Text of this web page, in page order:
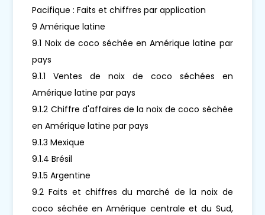
Pacifique : Faits et chiffres par application
9 Amérique latine
9.1 Noix de coco séchée en Amérique latine par
pays
9.1.1 Ventes de noix de coco séchées en
Amérique latine par pays
9.1.2 Chiffre d'affaires de la noix de coco séchée
en Amérique latine par pays
9.1.3 Mexique
9.1.4 Brésil
9.1.5 Argentine
9.2 Faits et chiffres du marché de la noix de
coco séchée en Amérique centrale et du Sud,